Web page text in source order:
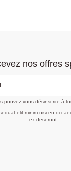
nos offres
pouvez vous désinscrire à
elit minim nisi eu
ex deserunt.